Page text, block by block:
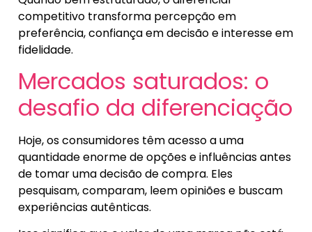
competitivo transforma percepção em
preferência, confiança em decisão e interesse em
fidelidade.
Mercados saturados: o
desafio da diferenciação
Hoje, os consumidores têm acesso a uma
quantidade enorme de opções e influências antes
de tomar uma decisão de compra. Eles
pesquisam, comparam, leem opiniões e buscam
experiências autênticas.